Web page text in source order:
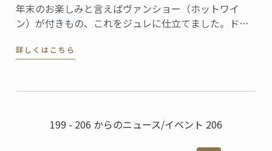
年末のお楽しみと言えばヴァンショー（ホットワイ
ン）が付きもの、これをジュレに仕立てました。ドラ
クリームを添えれば、お祭り気分を盛り上げる簡単デ
詳しくはこちら
199 - 206 からのニュース/イベント 206